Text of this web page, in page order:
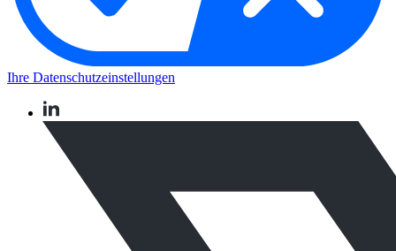
Ihre Datenschutzeinstellungen